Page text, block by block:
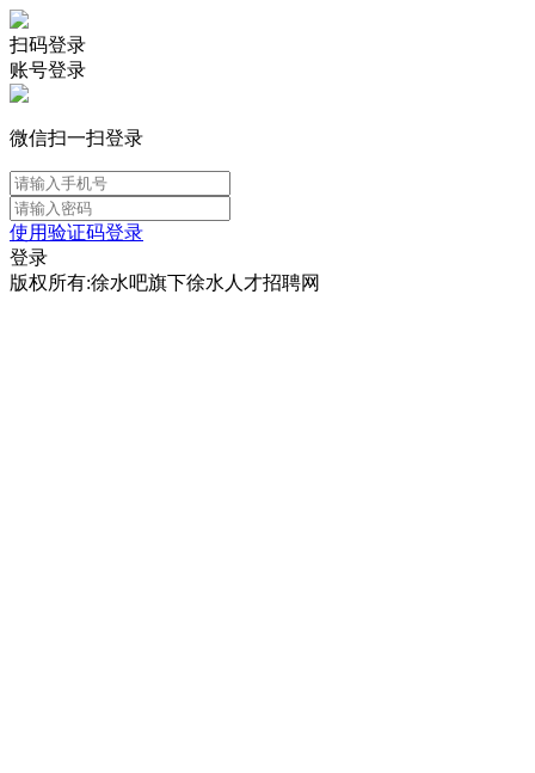
扫码登录
账号登录
微信扫一扫登录
使用验证码登录
登录
版权所有:徐水吧旗下徐水人才招聘网